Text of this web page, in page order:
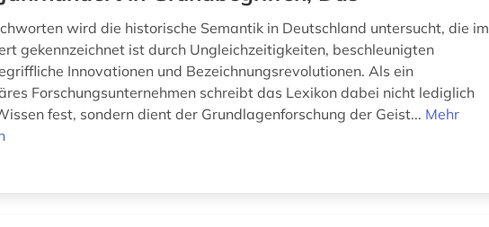
wird die historische Semantik in Deutschland untersucht, die im
gekennzeichnet ist durch Ungleichzeitigkeiten, beschleunigten
Innovationen und Bezeichnungsrevolutionen. Als ein
Forschungsunternehmen schreibt das Lexikon dabei nicht lediglich
fest, sondern dient der Grundlagenforschung der Geist... Mehr